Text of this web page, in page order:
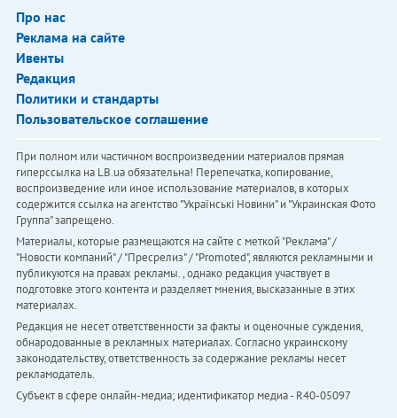
Про нас
Реклама на сайте
Ивенты
Редакция
Политики и стандарты
Пользовательское соглашение
При полном или частичном воспроизведении материалов прямая
гиперссылка на LB.ua обязательна! Перепечатка, копирование,
воспроизведение или иное использование материалов, в которых
содержится ссылка на агентство "Українськi Новини" и "Украинская Фото
Группа" запрещено.
Материалы, которые размещаются на сайте с меткой "Реклама" /
"Новости компаний" / "Пресрелиз" / "Promoted", являются рекламными и
публикуются на правах рекламы. , однако редакция участвует в
подготовке этого контента и разделяет мнения, высказанные в этих
материалах.
Редакция не несет ответственности за факты и оценочные суждения,
обнародованные в рекламных материалах. Согласно украинскому
законодательству, ответственность за содержание рекламы несет
рекламодатель.
Субъект в сфере онлайн-медиа; идентификатор медиа - R40-05097